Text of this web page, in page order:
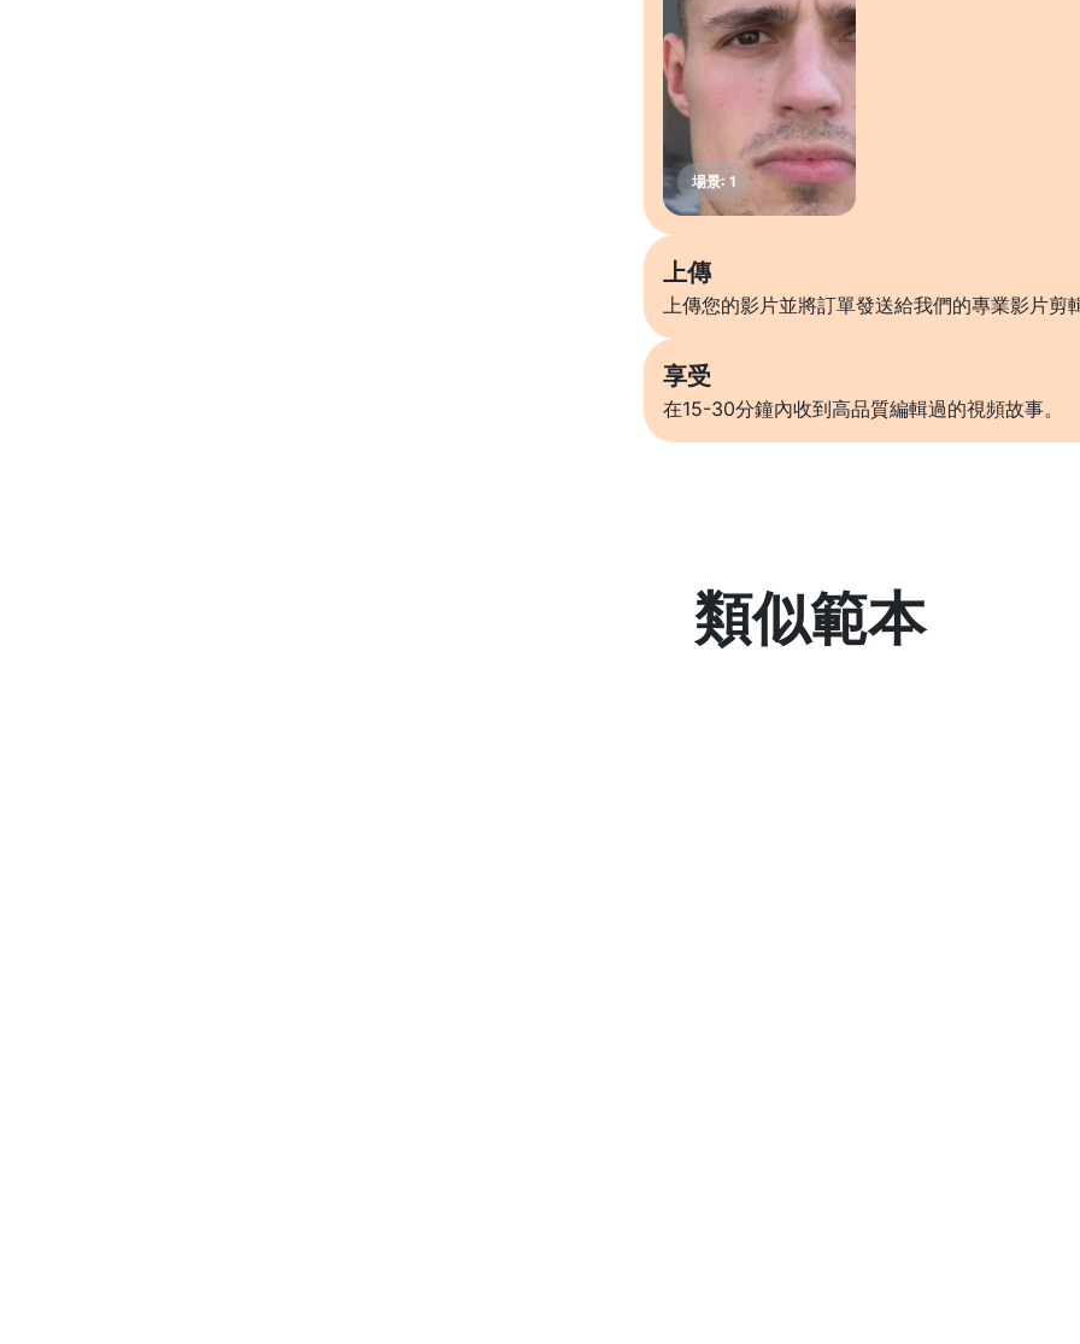
上傳
上傳您的影片並將訂單發送給我們的專業影片剪
享受
在15-30分鐘內收到高品質編輯過的視頻故事。
類似範本